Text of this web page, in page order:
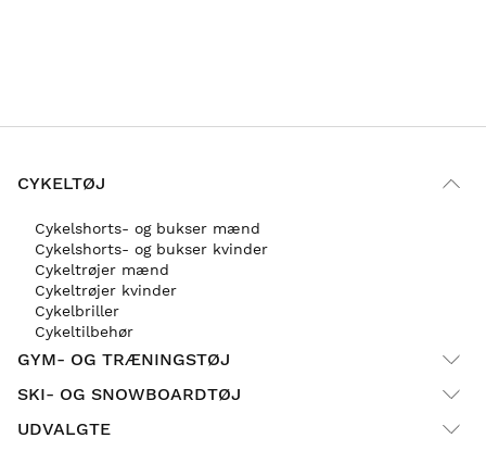
CYKELTØJ
Cykelshorts- og bukser mænd
Cykelshorts- og bukser kvinder
Cykeltrøjer mænd
Cykeltrøjer kvinder
Cykelbriller
Cykeltilbehør
GYM- OG TRÆNINGSTØJ
SKI- OG SNOWBOARDTØJ
UDVALGTE